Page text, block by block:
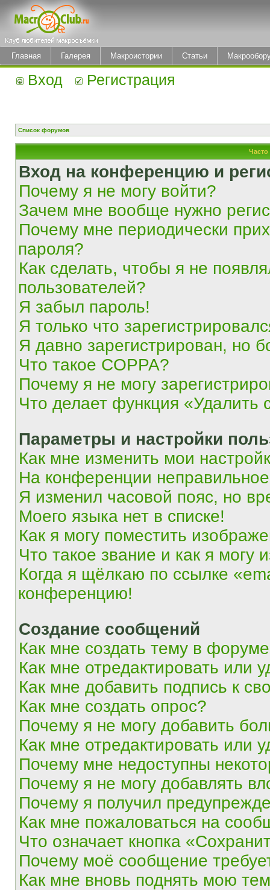
Главная Галерея Макроистории Статьи
Вход Регистрация
Список форумов
Вход на конференцию и
Почему я не могу войти?
Зачем мне вообще нужно
Почему мне периодически
пароля?
Как сделать, чтобы я не
пользователей?
Я забыл пароль!
Я только что
Я давно зарегистрирован, но
Что такое COPPA?
Почему я не могу
Что делает функция «Удалить
Параметры и настройки
Как мне изменить мои
На конференции
Я изменил часовой пояс, но
Моего языка нет в списке!
Как я могу поместить
Что такое звание и как я могу
Когда я щёлкаю по ссылке
конференцию!
Создание сообщений
Как мне создать тему в
Как мне отредактировать или
Как мне добавить подпись к
Как мне создать опрос?
Почему я не могу добавить
Как мне отредактировать или
Почему мне недоступны
Почему я не могу добавлять
Почему я получил
Как мне пожаловаться на
Что означает кнопка
Почему моё сообщение
Как мне вновь поднять мою